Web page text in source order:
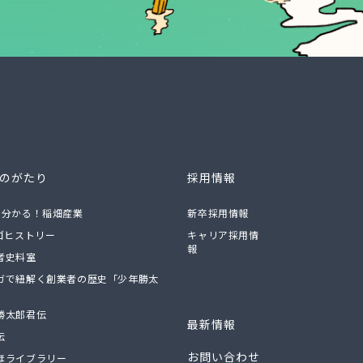
がたり
かる！稲畑産業
ヒストリー
史料室
で紐解く創業者の歴史「少年勝太
太郎君伝
ライブラリー
採用情報
新卒採用情報
キャリア採用情
報
最新情報
お問い合わせ